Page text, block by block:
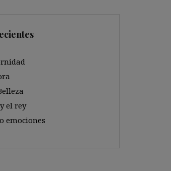
el rey
emociones